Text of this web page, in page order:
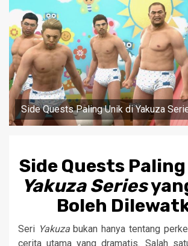
Side Quests Paling Unik di Yakuza
Side Quests
Yakuza Series
Boleh
Seri Yakuzabukan hanya tentang
cerita utama yang dramatis. Salah